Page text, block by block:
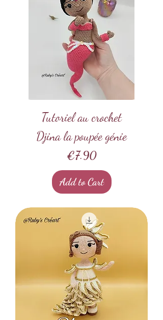
Tutoriel au crochet
Djina la poupée génie
Price
€7.90
Add to Cart